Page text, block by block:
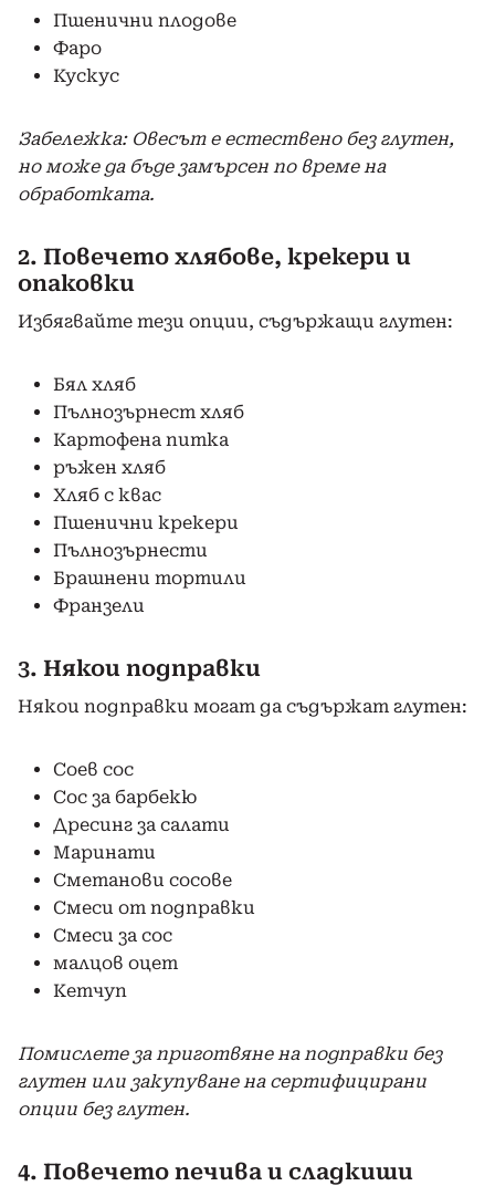
Пшенични плодове
Фаро
Кускус
Забележка: Овесът е естествено без глутен,
но може да бъде замърсен по време на
обработката.
2. Повечето хлябове, крекери и
опаковки
Избягвайте тези опции, съдържащи глутен:
Бял хляб
Пълнозърнест хляб
Картофена питка
ръжен хляб
Хляб с квас
Пшенични крекери
Пълнозърнести
Брашнени тортили
Франзели
3. Някои подправки
Някои подправки могат да съдържат глутен:
Соев сос
Сос за барбекю
Дресинг за салати
Маринати
Сметанови сосове
Смеси от подправки
Смеси за сос
малцов оцет
Кетчуп
Помислете за приготвяне на подправки без
глутен или закупуване на сертифицирани
опции без глутен.
4. Повечето печива и сладкиши